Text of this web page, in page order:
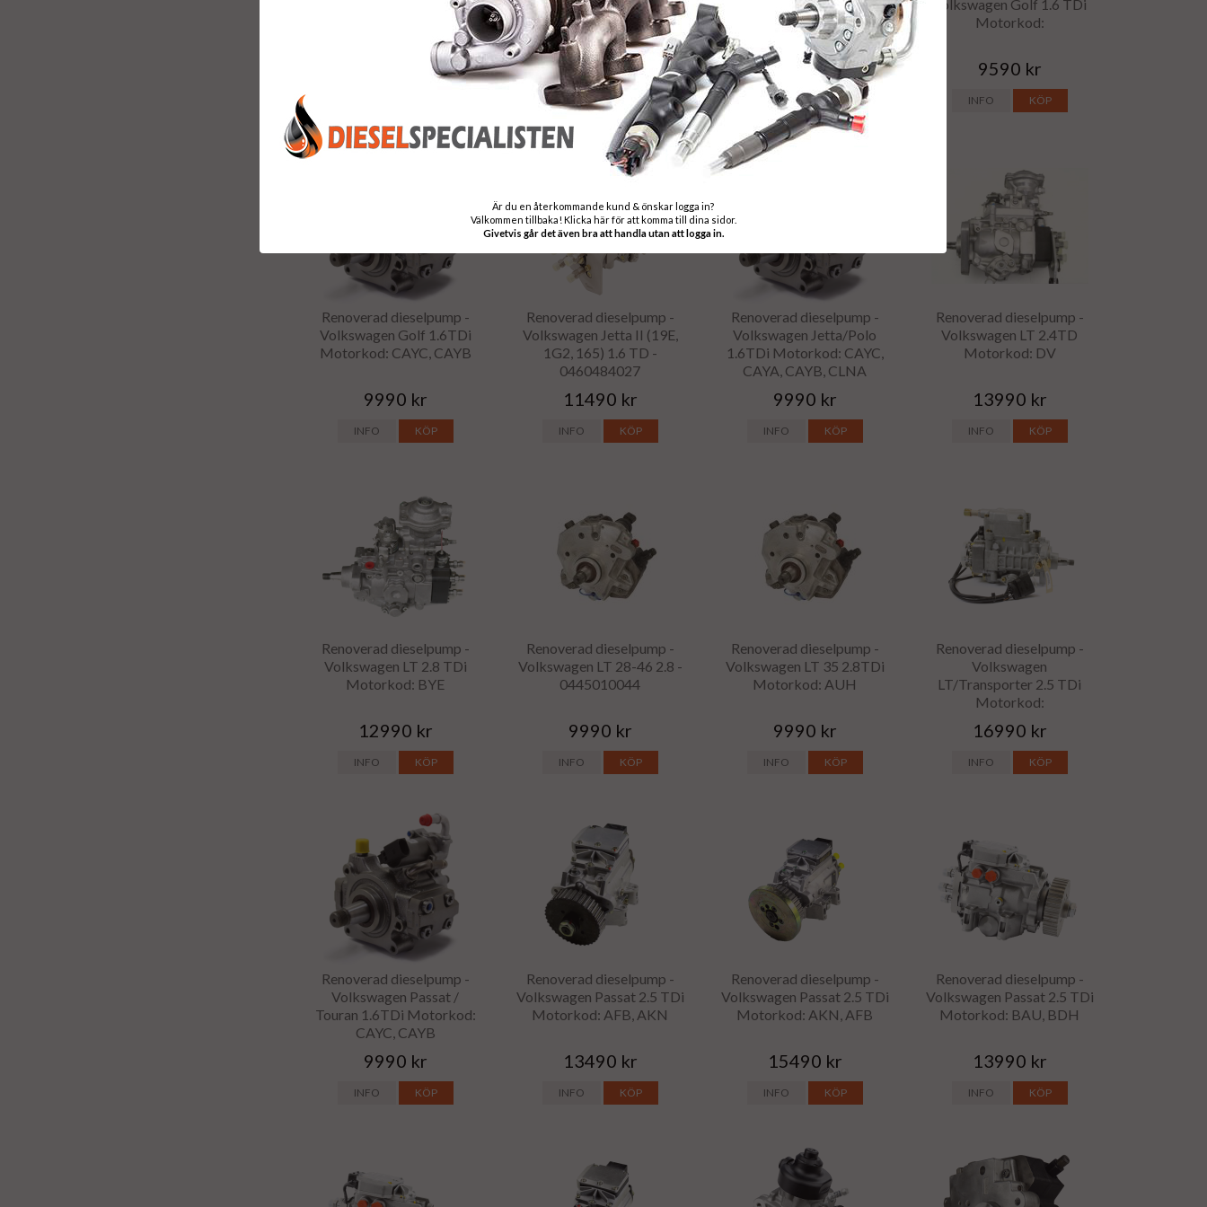
VOLKSWAGEN CADDY
1.6TDI MOTORKOD:
CAYE, CAYD
Volkswagen Caddy II
(9K9A)(9K9B) 1.9 D -
0460484128
10990 kr
INFO KÖP
Volkswagen Crafter 2.5TDi
Motorkod: B/C
9490 kr
INFO KÖP
Volkswagen Golf 1.6 TDi
Motorkod:
9590 kr
INFO KÖP
Renoverad dieselpump -
Volkswagen Golf 1.6TDi
Motorkod: CAYC, CAYB
9990 kr
INFO KÖP
Renoverad dieselpump -
Volkswagen Jetta II (19E,
1G2, 165) 1.6 TD -
0460484027
11490 kr
INFO KÖP
Renoverad dieselpump -
Volkswagen Jetta/Polo
1.6TDi Motorkod: CAYC,
CAYA, CAYB, CLNA
9990 kr
INFO KÖP
Renoverad dieselpump -
Volkswagen LT 2.4TD
Motorkod: DV
13990 kr
INFO KÖP
Renoverad dieselpump -
Volkswagen LT 2.8 TDi
Motorkod: BYE
12990 kr
INFO KÖP
Renoverad dieselpump -
Volkswagen LT 28-46 2.8 -
0445010044
9990 kr
INFO KÖP
Renoverad dieselpump -
Volkswagen LT 35 2.8TDi
Motorkod: AUH
9990 kr
INFO KÖP
Renoverad dieselpump -
Volkswagen
LT/Transporter 2.5 TDi
Motorkod:
16990 kr
INFO KÖP
Renoverad dieselpump -
Volkswagen Passat /
Touran 1.6TDi Motorkod:
CAYC, CAYB
9990 kr
INFO KÖP
Renoverad dieselpump -
Volkswagen Passat 2.5 TDi
Motorkod: AFB, AKN
13490 kr
INFO KÖP
Renoverad dieselpump -
Volkswagen Passat 2.5 TDi
Motorkod: AKN, AFB
15490 kr
INFO KÖP
Renoverad dieselpump -
Volkswagen Passat 2.5 TDi
Motorkod: BAU, BDH
13990 kr
INFO KÖP
Är du en återkommande kund & önskar logga in?
Välkommen tillbaka! Klicka här för att komma till dina sidor.
Givetvis går det även bra att handla utan att logga in.